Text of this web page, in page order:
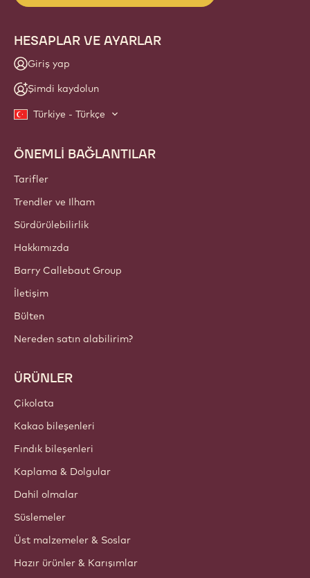
HESAPLAR VE AYARLAR
Giriş yap
Şimdi kaydolun
Türkiye - Türkçe
Footer
Callebaut
ÖNEMLİ BAĞLANTILAR
Tarifler
Trendler ve Ilham
Sürdürülebilirlik
Hakkımızda
Barry Callebaut Group
İletişim
Bülten
Nereden satın alabilirim?
ÜRÜNLER
Çikolata
Kakao bileşenleri
Fındık bileşenleri
Kaplama & Dolgular
Dahil olmalar
Süslemeler
Üst malzemeler & Soslar
Hazır ürünler & Karışımlar